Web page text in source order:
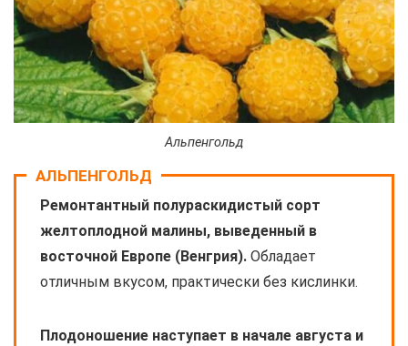
Альпенгольд
АЛЬПЕНГОЛЬД
Ремонтантный полураскидистый сорт
желтоплодной малины, выведенный в
восточной Европе (Венгрия). Обладает
отличным вкусом, практически без кислинки.
Плодоношение наступает в начале августа и